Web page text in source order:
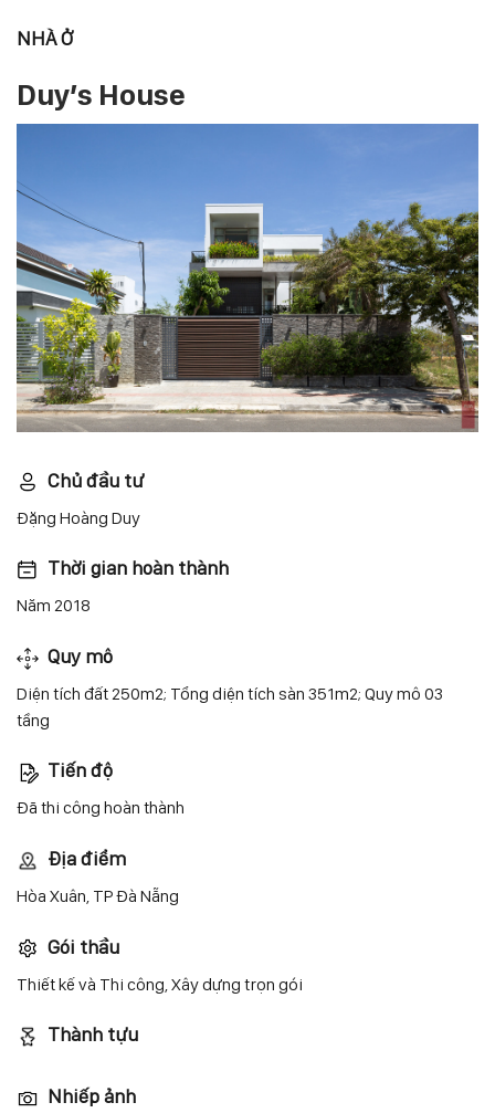
NHÀ Ở
Duy’s House
Chủ đầu tư
Đặng Hoàng Duy
Thời gian hoàn thành
Năm 2018
Quy mô
Diện tích đất 250m2; Tổng diện tích sàn 351m2; Quy mô 03
tầng
Tiến độ
Đã thi công hoàn thành
Địa điểm
Hòa Xuân, TP Đà Nẵng
Gói thầu
Thiết kế và Thi công, Xây dựng trọn gói
Thành tựu
Nhiếp ảnh